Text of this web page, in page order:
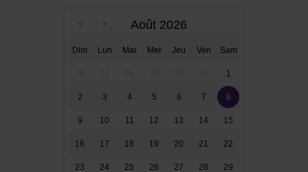
Août 2026
Dim Lun Mar Mer Jeu Ven Sam
1
2 3 4 5 6 7 8
9 10 11 12 13 14 15
16 17 18 19 20 21 22
23 24 25 26 27 28 29